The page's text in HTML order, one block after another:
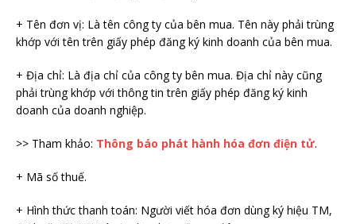
+ Tên đơn vị: Là tên công ty của bên mua. Tên này phải trùng
khớp với tên trên giấy phép đăng ký kinh doanh của bên mua.
+ Địa chỉ: Là địa chỉ của công ty bên mua. Địa chỉ này cũng
phải trùng khớp với thông tin trên giấy phép đăng ký kinh
doanh của doanh nghiệp.
>> Tham khảo: Thông báo phát hành hóa đơn điện tử.
+ Mã số thuế.
+ Hình thức thanh toán: Người viết hóa đơn dùng ký hiệu TM,